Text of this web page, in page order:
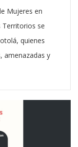
Mujeres en
Territorios se
quienes
amenazadas y